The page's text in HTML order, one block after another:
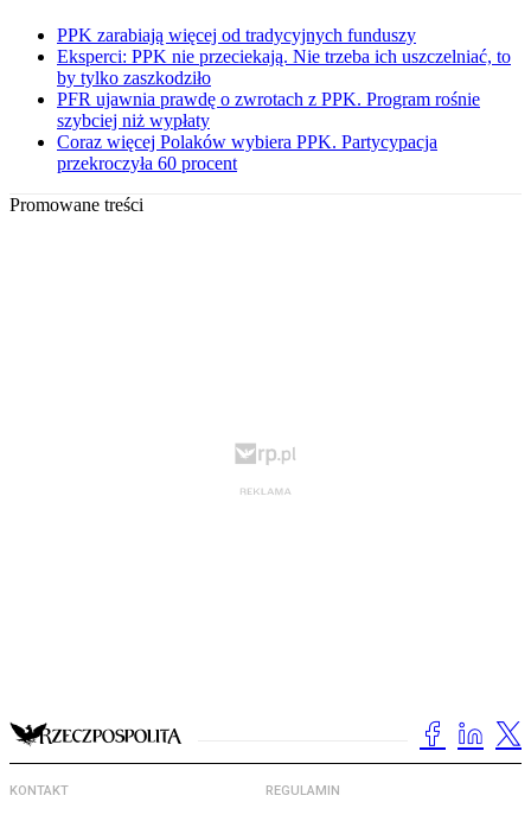
PPK zarabiają więcej od tradycyjnych funduszy
Eksperci: PPK nie przeciekają. Nie trzeba ich uszczelniać, to
by tylko zaszkodziło
PFR ujawnia prawdę o zwrotach z PPK. Program rośnie
szybciej niż wypłaty
Coraz więcej Polaków wybiera PPK. Partycypacja
przekroczyła 60 procent
Promowane treści
KONTAKT REGULAMIN